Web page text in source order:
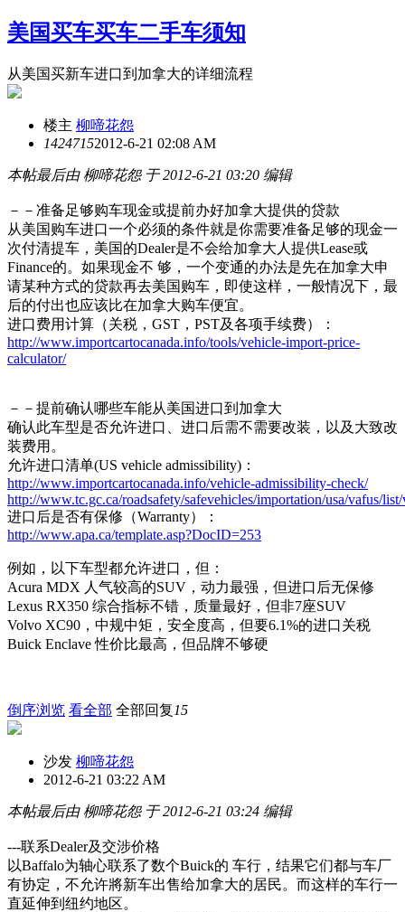
美国买车买车二手车须知
从美国买新车进口到加拿大的详细流程
楼主 柳啼花怨
14247152012-6-21 02:08 AM
本帖最后由 柳啼花怨 于 2012-6-21 03:20 编辑
－－准备足够购车现金或提前办好加拿大提供的贷款
从美国购车进口一个必须的条件就是你需要准备足够的现金一
次付清提车，美国的Dealer是不会给加拿大人提供Lease或
Finance的。如果现金不 够，一个变通的办法是先在加拿大申
请某种方式的贷款再去美国购车，即使这样，一般情况下，最
后的付出也应该比在加拿大购车便宜。
进口费用计算（关税，GST，PST及各项手续费）：
http://www.importcartocanada.info/tools/vehicle-import-price-
calculator/
－－提前确认哪些车能从美国进口到加拿大
确认此车型是否允许进口、进口后需不需要改装，以及大致改
装费用。
允许进口清单(US vehicle admissibility)：
http://www.importcartocanada.info/vehicle-admissibility-check/
http://www.tc.gc.ca/roadsafety/safevehicles/importation/usa/vafus/
进口后是否有保修（Warranty）：
http://www.apa.ca/template.asp?DocID=253
例如，以下车型都允许进口，但：
Acura MDX 人气较高的SUV，动力最强，但进口后无保修
Lexus RX350 综合指标不错，质量最好，但非7座SUV
Volvo XC90，中规中矩，安全度高，但要6.1%的进口关税
Buick Enclave 性价比最高，但品牌不够硬
倒序浏览 看全部 全部回复 15
沙发 柳啼花怨
2012-6-21 03:22 AM
本帖最后由 柳啼花怨 于 2012-6-21 03:24 编辑
---联系Dealer及交涉价格
以Baffalo为轴心联系了数个Buick的 车行，结果它们都与车厂
有协定，不允许將新车出售给加拿大的居民。而这样的车行一
直延伸到纽约地区。